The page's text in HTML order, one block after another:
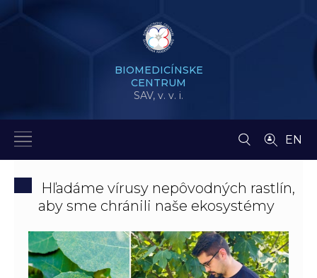
BIOMEDICÍNSKE
CENTRUM
SAV, v. v. i.
EN
Hľadáme vírusy nepôvodných rastlín,
aby sme chránili naše ekosystémy